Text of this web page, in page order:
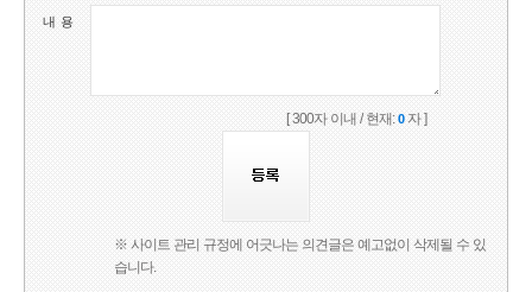
내 용
[ 300자 이내 / 현재:0자 ]
※ 사이트 관리 규정에 어긋나는 의견글은 예고없이 삭제될 수 있
습니다.